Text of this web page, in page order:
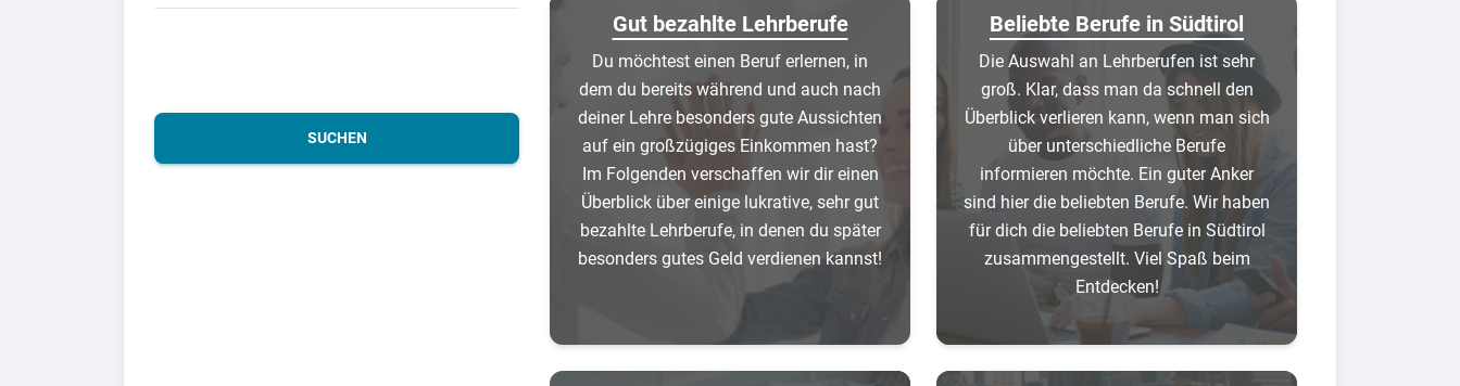
SUCHEN
Gut bezahlte Lehrberufe
Du möchtest einen Beruf erlernen, in
dem du bereits während und auch nach
deiner Lehre besonders gute Aussichten
auf ein großzügiges Einkommen hast?
Im Folgenden verschaffen wir dir einen
Überblick über einige lukrative, sehr gut
bezahlte Lehrberufe, in denen du später
besonders gutes Geld verdienen kannst!
Beliebte Berufe in Südtirol
Die Auswahl an Lehrberufen ist sehr
groß. Klar, dass man da schnell den
Überblick verlieren kann, wenn man sich
über unterschiedliche Berufe
informieren möchte. Ein guter Anker
sind hier die beliebten Berufe. Wir haben
für dich die beliebten Berufe in Südtirol
zusammengestellt. Viel Spaß beim
Entdecken!